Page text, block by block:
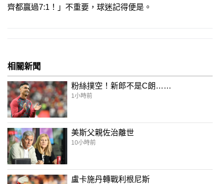
齊都贏過7:1！」不重要，球迷記得便是。
相關新聞
粉絲撲空！新郎不是C朗……
1小時前
美斯父親佐治離世
10小時前
盧卡施丹轉戰利根尼斯